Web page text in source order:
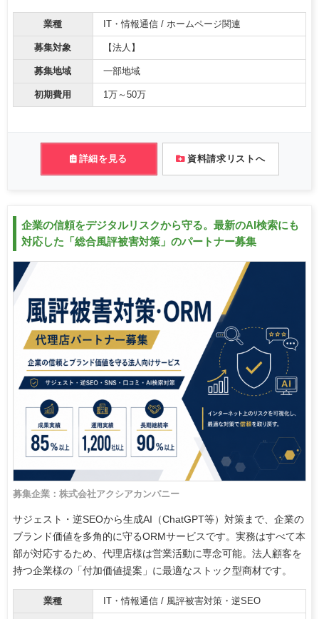
業種 IT・情報通信 / ホームページ関連
募集対象 【法人】
募集地域 一部地域
初期費用 1万～50万
詳細を見る 資料請求リストへ
企業の信頼をデジタルリスクから守る。最新のAI検索にも
対応した「総合風評被害対策」のパートナー募集
募集企業：株式会社アクシアカンパニー
サジェスト・逆SEOから生成AI（ChatGPT等）対策まで、企業の
ブランド価値を多角的に守るORMサービスです。実務はすべて本
部が対応するため、代理店様は営業活動に専念可能。法人顧客を
持つ企業様の「付加価値提案」に最適なストック型商材です。
業種 IT・情報通信 / 風評被害対策・逆SEO